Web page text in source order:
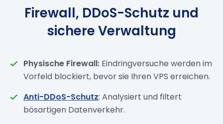
Firewall, DDoS-Schutz und
sichere Verwaltung
Physische Firewall: Eindringversuche werden im
Vorfeld blockiert, bevor sie Ihren VPS erreichen.
Anti-DDoS-Schutz: Analysiert und filtert
bösartigen Datenverkehr.